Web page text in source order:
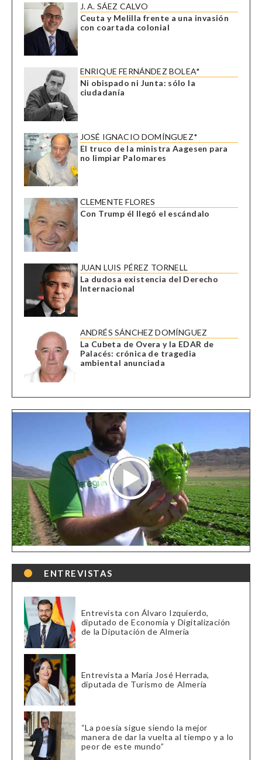
J. A. SÁEZ CALVO
Ceuta y Melilla frente a una invasión
con coartada colonial
ENRIQUE FERNÁNDEZ BOLEA*
Ni obispado ni Junta: sólo la
ciudadanía
JOSÉ IGNACIO DOMÍNGUEZ*
El truco de la ministra Aagesen para
no limpiar Palomares
CLEMENTE FLORES
Con Trump él llegó el escándalo
JUAN LUIS PÉREZ TORNELL
La dudosa existencia del Derecho
Internacional
ANDRÉS SÁNCHEZ DOMÍNGUEZ
La Cubeta de Overa y la EDAR de
Palacés: crónica de tragedia
ambiental anunciada
ENTREVISTAS
Entrevista con Álvaro Izquierdo,
diputado de Economía y Digitalización
de la Diputación de Almería
Entrevista a María José Herrada,
diputada de Turismo de Almería
“La poesía sigue siendo la mejor
manera de dar la vuelta al tiempo y a lo
peor de este mundo”